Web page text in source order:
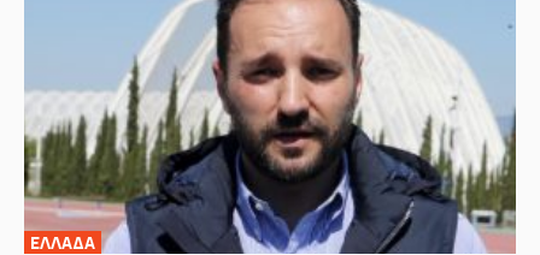
ΕΛΛΑΔΑ